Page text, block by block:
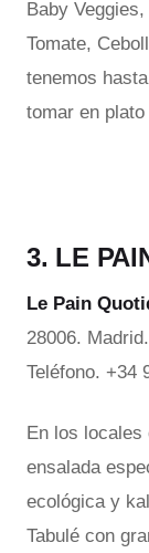
Baby
Tomate,
tenemos
tomar en
3. LE
Le Pain
28006.
Teléfono. +34
En los locales
ensalada
ecológica y
Tabulé con